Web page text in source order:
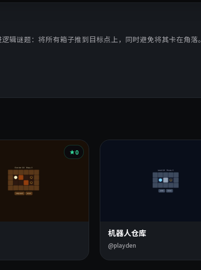
辑谜题：将所有箱子推到目标点上，同时避免将其卡在角落。
0
机器人仓库
@playden